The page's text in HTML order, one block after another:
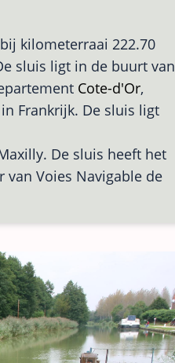
kilometerraai 222.70
sluis ligt in de buurt van
Cote-d'Or,
Frankrijk. De sluis ligt
De sluis heeft het
van Voies Navigable de